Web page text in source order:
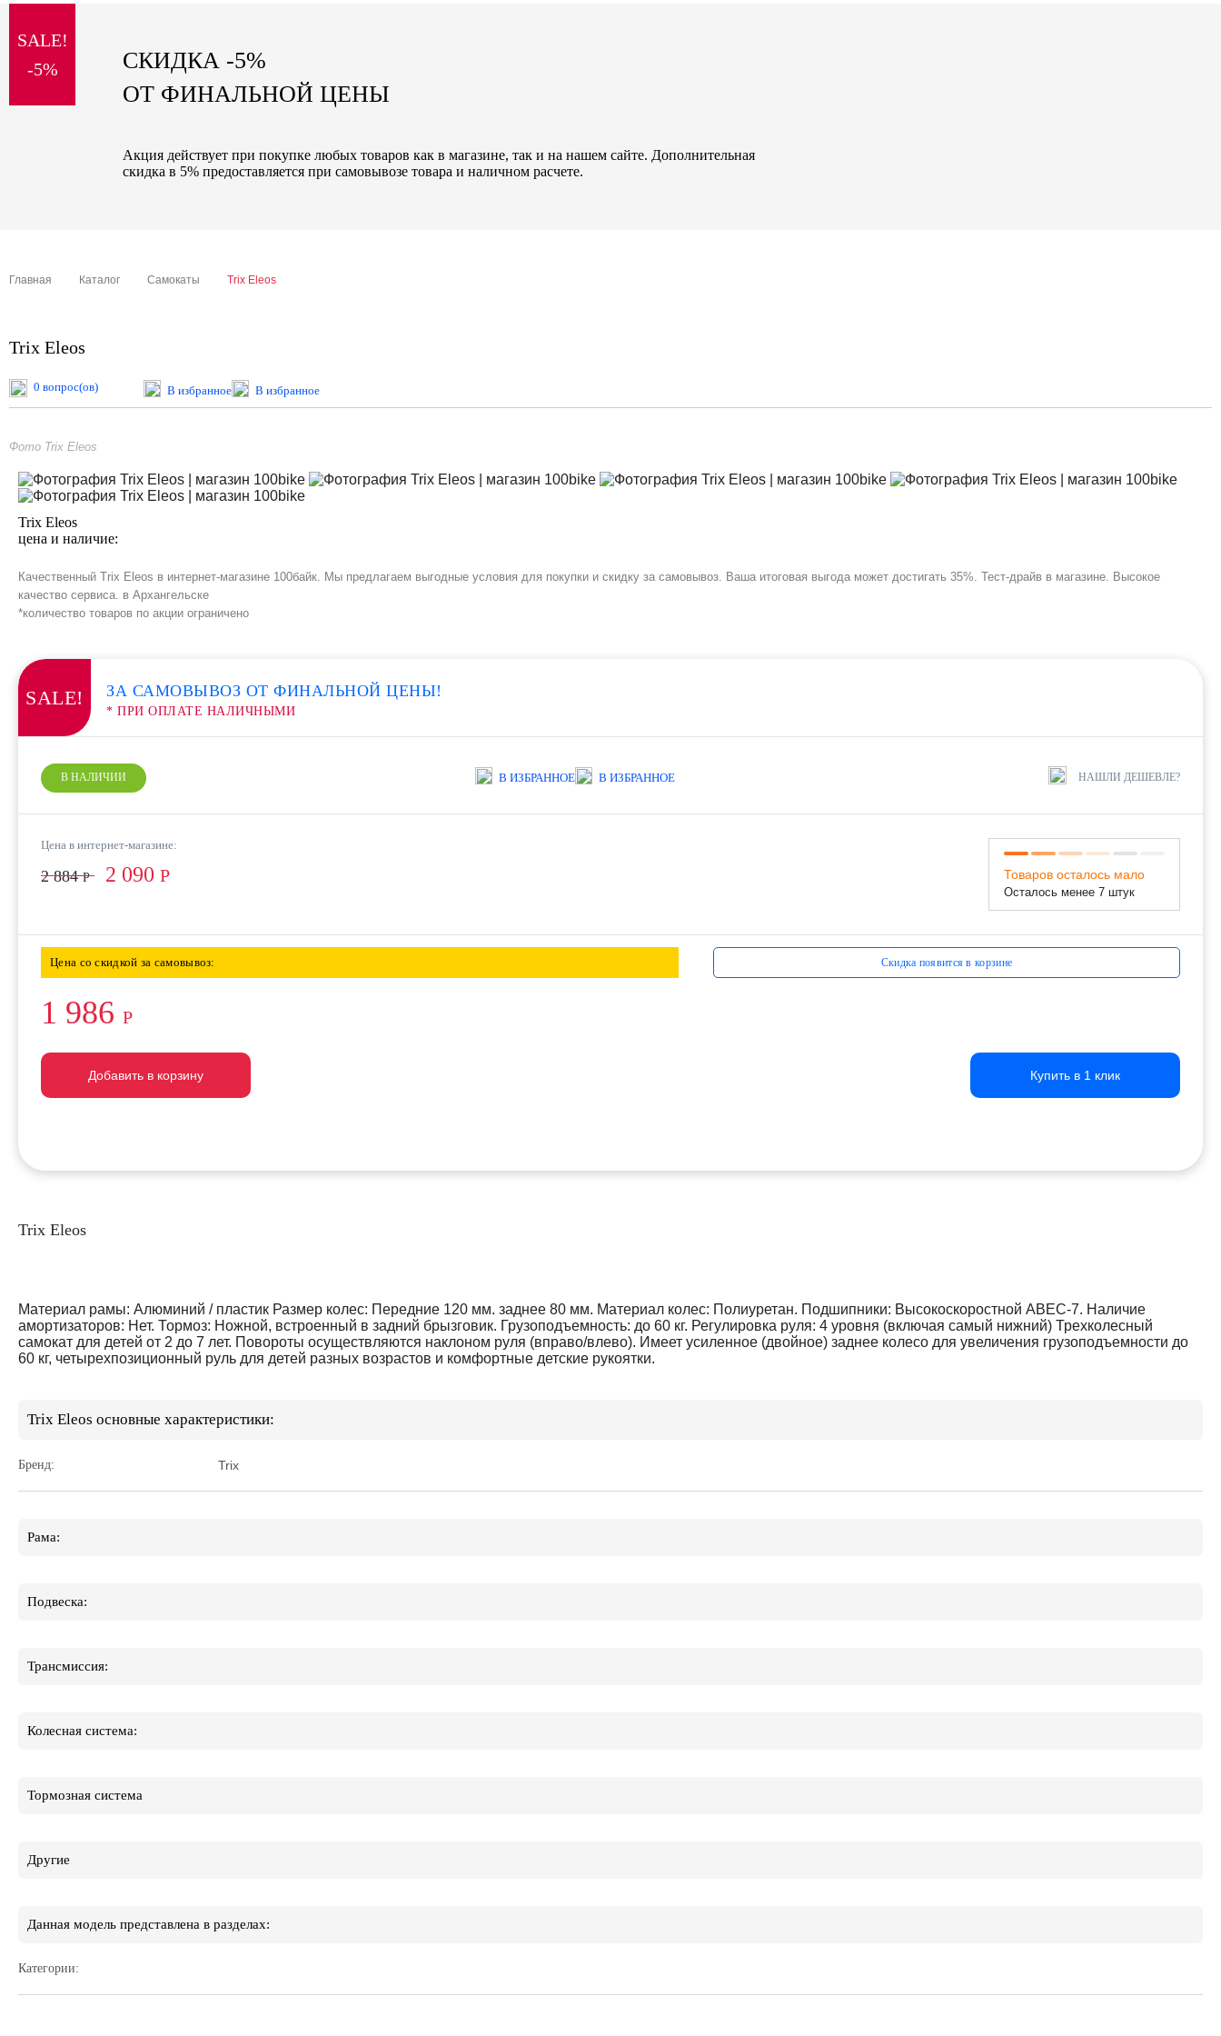
special price
SALE!
-5%
СКИДКА -5%
ОТ ФИНАЛЬНОЙ ЦЕНЫ
Акция действует при покупке любых товаров как в магазине, так и на нашем сайте. Дополнительная
скидка в 5% предоставляется при самовывозе товара и наличном расчете.
Главная Каталог Самокаты Trix Eleos
Trix Eleos
0 вопрос(ов) В избранное В избранное
Фото Trix Eleos
Trix Eleos
цена и наличие:
Качественный Trix Eleos в интернет-магазине 100байк. Мы предлагаем выгодные условия для покупки и скидку за самовывоз. Ваша итоговая выгода может достигать 35%. Тест-драйв в магазине. Высокое
качество сервиса. в Архангельске
*количество товаров по акции ограничено
SALE! ЗА САМОВЫВОЗ ОТ ФИНАЛЬНОЙ ЦЕНЫ!
* ПРИ ОПЛАТЕ НАЛИЧНЫМИ
В НАЛИЧИИ В ИЗБРАННОЕ В ИЗБРАННОЕ НАШЛИ ДЕШЕВЛЕ?
Цена в интернет-магазине:
2 884Р 2 090 Р Товаров осталось мало
Осталось менее 7 штук
Цена со скидкой за самовывоз: Скидка появится в корзине
1 986 Р
Добавить в корзину
Добавить в корзину
Добавить в корзину Купить в 1 клик
Купить в 1 клик
Купить в 1 клик
Trix Eleos
Материал рамы: Алюминий / пластик Размер колес: Передние 120 мм. заднее 80 мм. Материал колес: Полиуретан. Подшипники: Высокоскоростной АВЕС-7. Наличие
амортизаторов: Нет. Тормоз: Ножной, встроенный в задний брызговик. Грузоподъемность: до 60 кг. Регулировка руля: 4 уровня (включая самый нижний) Трехколесный
самокат для детей от 2 до 7 лет. Повороты осуществляются наклоном руля (вправо/влево). Имеет усиленное (двойное) заднее колесо для увеличения грузоподъемности до
60 кг, четырехпозиционный руль для детей разных возрастов и комфортные детские рукоятки.
Trix Eleos основные характеристики:
Бренд: Trix
Рама:
Подвеска:
Трансмиссия:
Колесная система:
Тормозная система
Другие
Данная модель представлена в разделах:
Категории: